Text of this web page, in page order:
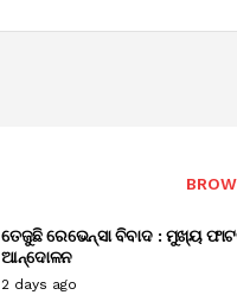
ତେଜୁଛି ରେଭେନ୍ସା ବିବାଦ : ମୁଖ୍ୟ
ଆନ୍ଦୋଳନ
2 days ago